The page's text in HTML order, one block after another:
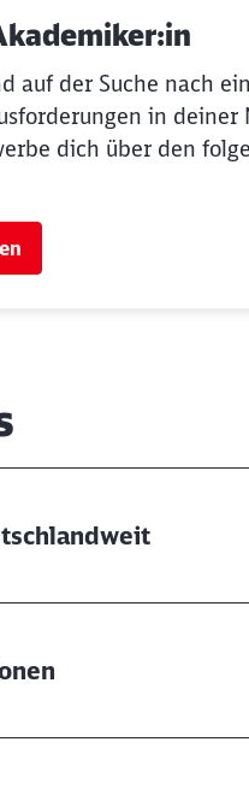
auf der Suche nach
in deiner
dich über den